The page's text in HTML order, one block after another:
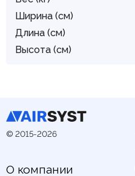
Ширина (см)
Длина (см)
Высота (см)
© 2015-2026
О компании